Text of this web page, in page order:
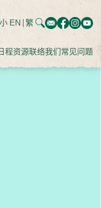
EN 繁
程资源联络我们 常见问题